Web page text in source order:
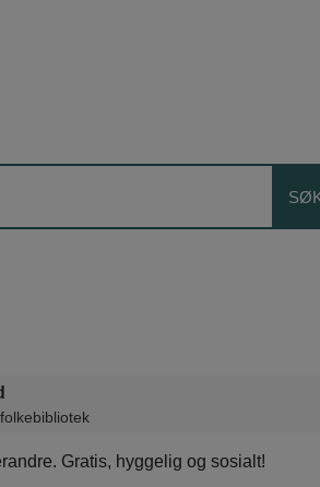
Gratis, hyggelig og sosialt!